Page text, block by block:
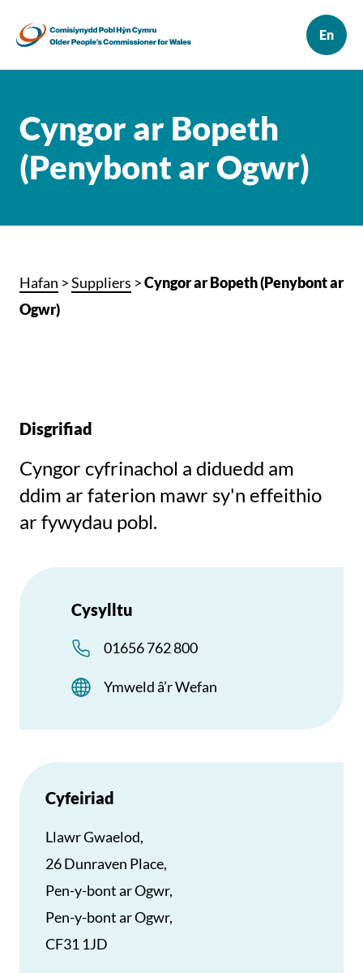
Cyngor ar Bopeth
(Penybont ar Ogwr)
Hafan >Suppliers >Cyngor ar Bopeth (Penybont ar
Ogwr)
Disgrifiad
Cyngor cyfrinachol a diduedd am
ddim ar faterion mawr sy'n effeithio
ar fywydau pobl.
Cysylltu
01656 762 800
Ymweld â’r Wefan
Cyfeiriad
Llawr Gwaelod,
26 Dunraven Place,
Pen-y-bont ar Ogwr,
Pen-y-bont ar Ogwr,
CF31 1JD